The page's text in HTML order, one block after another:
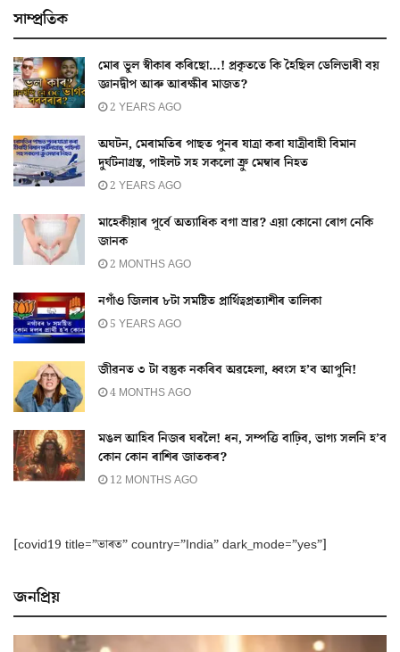
সাম্প্ৰতিক
মোৰ ভুল স্বীকাৰ কৰিছো…! প্ৰকৃততে কি হৈছিল ডেলিভাৰী বয়
জ্ঞানদ্বীপ আৰু আৰক্ষীৰ মাজত?
2 YEARS AGO
অঘটন, মেৰামতিৰ পাছত পুনৰ যাত্ৰা কৰা যাত্ৰীবাহী বিমান
দুৰ্ঘটনাগ্ৰস্ত, পাইলট সহ সকলো ক্ৰু মেম্বাৰ নিহত
2 YEARS AGO
মাহেকীয়াৰ পূৰ্বে অত্যাধিক বগা স্ৰাৱ? এয়া কোনো ৰোগ নেকি
জানক
2 MONTHS AGO
নগাঁও জিলাৰ ৮টা সমষ্টিত প্ৰাৰ্থিত্বপ্ৰত্যাশীৰ তালিকা
5 YEARS AGO
জীৱনত ৩ টা বস্তুক নকৰিব অৱহেলা, ধ্বংস হ’ব আপুনি!
4 MONTHS AGO
মঙল আহিব নিজৰ ঘৰলৈ! ধন, সম্পত্তি বাঢ়িব, ভাগ্য সলনি হ’ব
কোন কোন ৰাশিৰ জাতকৰ?
12 MONTHS AGO
[covid19 title=”ভাৰত” country=”India” dark_mode=”yes”]
জনপ্ৰিয়